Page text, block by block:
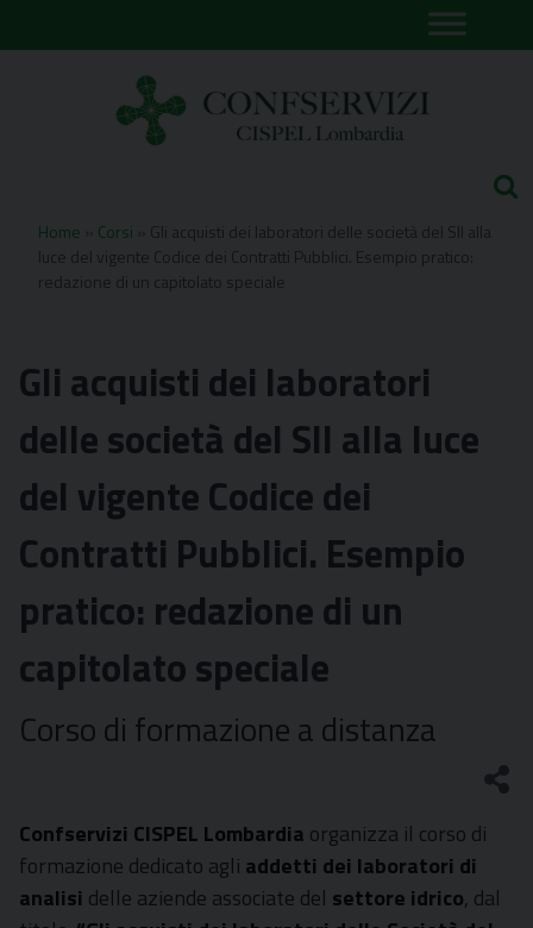
to
Home Corsi
Gli acquisti dei laboratori delle società del SII alla
luce del vigente Codice dei Contratti Pubblici. Esempio pratico:
redazione di un capitolato speciale
Gli acquisti dei laboratori
delle società del SII alla luce
del vigente Codice dei
Contratti Pubblici. Esempio
pratico: redazione di un
capitolato speciale
Corso di formazione a distanza
Confservizi CISPEL Lombardia organizza il corso di
formazione dedicato agli addetti dei laboratori di
analisi delle aziende associate del settore idrico, dal